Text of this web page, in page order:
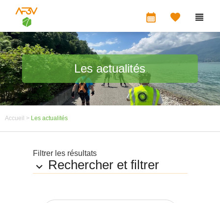
calendar_month  
Les actualités
Accueil > Les actualités
Filtrer les résultats
 Rechercher et filtrer